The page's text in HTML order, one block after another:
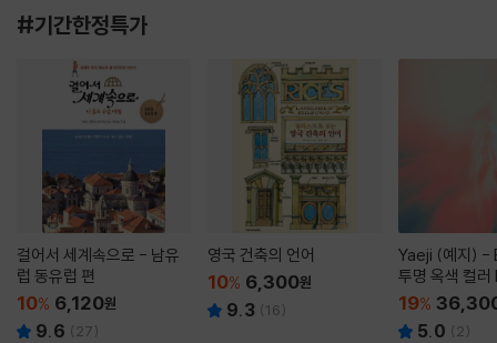
#기간한정특가
걸어서 세계속으로 - 남유
럽 동유럽 편
10% 6,120원
9.6 ( 27)
영국 건축의 언어
10% 6,300원
9.3 (16)
Yaeji (예지) -
투명 옥색 컬
19%
5.0 ( 2)